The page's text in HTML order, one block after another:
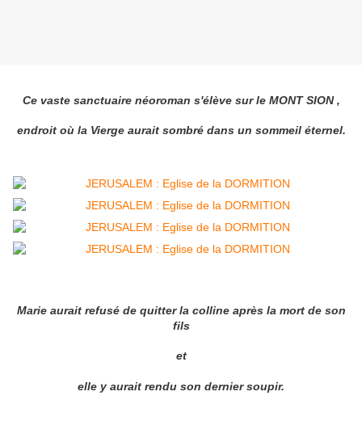
Ce vaste sanctuaire néoroman s'élève sur le MONT SION ,
endroit où la Vierge aurait sombré dans un sommeil éternel.
Marie aurait refusé de quitter la colline après la mort de son
fils
et
elle y aurait rendu son dernier soupir.